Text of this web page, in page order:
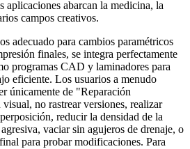
aplicaciones abarcan la medicina, la
campos creativos.
adecuado para cambios paramétricos
finales, se integra perfectamente
programas CAD y laminadores para
eficiente. Los usuarios a menudo
únicamente de "Reparación
no rastrear versiones, realizar
reducir la densidad de la
vaciar sin agujeros de drenaje, o
para probar modificaciones. Para